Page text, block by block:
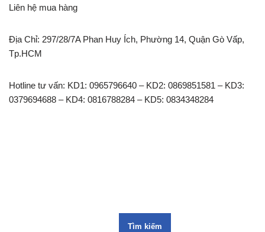
Liên hệ mua hàng
Địa Chỉ: 297/28/7A Phan Huy Ích, Phường 14, Quận Gò Vấp,
Tp.HCM
Hotline tư vấn: KD1: 0965796640 – KD2: 0869851581 – KD3:
0379694688 – KD4: 0816788284 – KD5: 0834348284
Tìm kiếm